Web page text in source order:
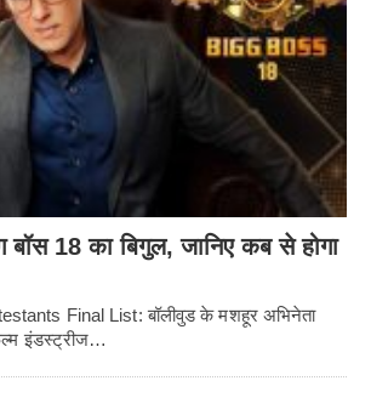
बॉस 18 का बिगुल, जानिए कब से होगा
Final List: बॉलीवुड के मशहूर अभिनेता
इंडस्ट्रीज…